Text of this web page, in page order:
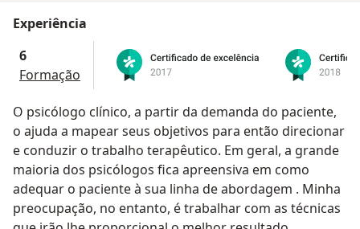
Experiência
6
Formação
O psicólogo clínico, a partir da demanda do paciente,
o ajuda a mapear seus objetivos para então direcionar
e conduzir o trabalho terapêutico. Em geral, a grande
maioria dos psicólogos fica apreensiva em como
adequar o paciente à sua linha de abordagem . Minha
preocupação, no entanto, é trabalhar com as técnicas